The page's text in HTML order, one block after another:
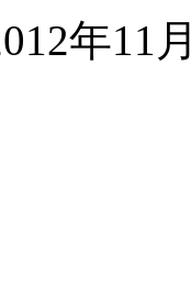
年11